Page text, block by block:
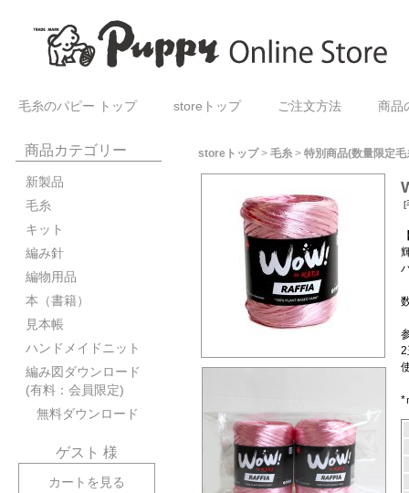
毛糸のパピー トップ storeトップ ご注文方法 商品
商品カテゴリー
新製品
毛糸
キット
編み針
編物用品
本（書籍）
見本帳
ハンドメイドニット
編み図ダウンロード
(有料：会員限定)
無料ダウンロード
ゲスト 様
カートを見る
storeトップ> 毛糸 > 特別商品(数量限定毛
[
2
*